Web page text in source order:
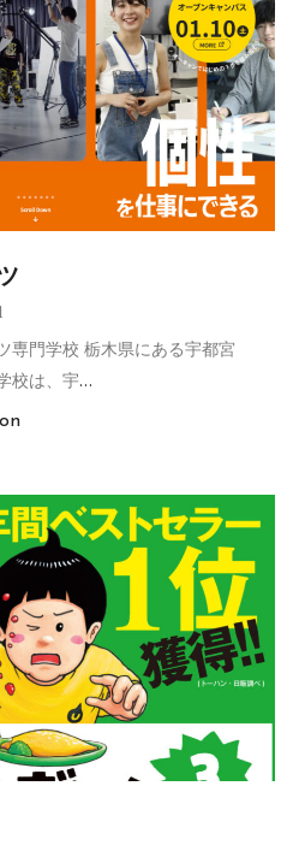
専門学校 栃木県にある宇都宮
校は、宇…